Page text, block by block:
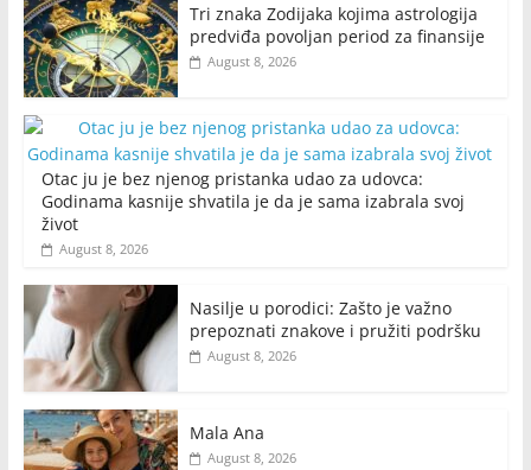
Tri znaka Zodijaka kojima astrologija
predviđa povoljan period za finansije
August 8, 2026
Otac ju je bez njenog pristanka udao za udovca:
Godinama kasnije shvatila je da je sama izabrala svoj
život
August 8, 2026
Nasilje u porodici: Zašto je važno
prepoznati znakove i pružiti podršku
August 8, 2026
Mala Ana
August 8, 2026